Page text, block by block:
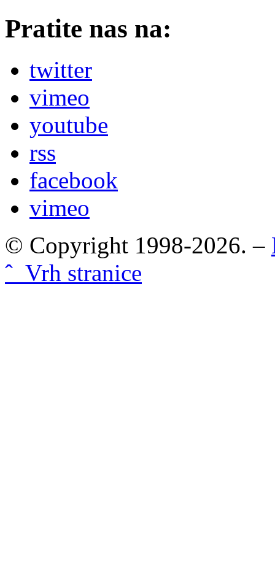
Pratite nas na:
twitter
vimeo
youtube
rss
facebook
vimeo
© Copyright 1998-2026. –
ˆ Vrh stranice